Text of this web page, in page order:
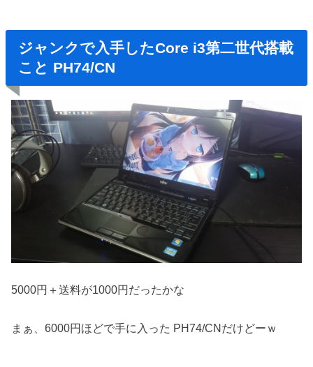
ジャンクで入手したCore i3第二世代搭載
こと PH74/CN
5000円＋送料が1000円だったかな
まぁ、6000円ほどで手に入った PH74/CNだけどーｗ